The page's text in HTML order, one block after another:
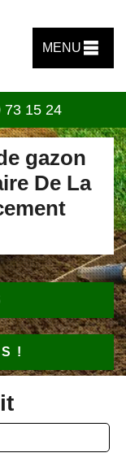
MENU
73 15 24
gazon
De La
!